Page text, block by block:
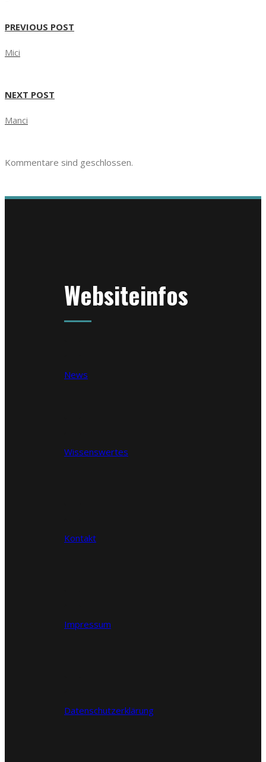
PREVIOUS POST
Mici
NEXT POST
Manci
Kommentare sind geschlossen.
Websiteinfos
News
Wissenswertes
Kontakt
Impressum
Datenschutzerklärung